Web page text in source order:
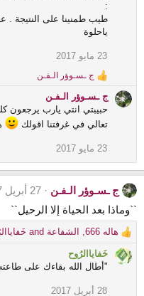
:
طيب طمنينا على النتيجة .
ياحلوة
23 مايو 2017
R
a
c
t
o
s
ج ـسـوؤر الـفـن
ج ـسـوؤر الـفـن
حبيبتي انتي يارب يرجعون
تعالي في غرفتنا اقولك
23 مايو 2017
ج ـسـوؤر الـفـن
27 أبريل 2017
``وماذا بعد الحياة إلا الرحيل``
R
e
a
هاله 666 , الشفاعة
خَفاياالرُوح
"أطال الله بقاءك على
28 أبريل 2017